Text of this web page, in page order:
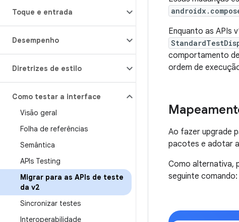
Toque e entrada
Desempenho
Diretrizes de estilo
Como testar a interface
Visão geral
Folha de referências
Semântica
APIs Testing
Migrar para as APIs de teste
da v2
Sincronizar testes
Interoperabilidade
Enquanto as APIs
comportamento
ordem de
Ao fazer upgrade
pacotes e adotar
Como alternativa,
seguinte comando: